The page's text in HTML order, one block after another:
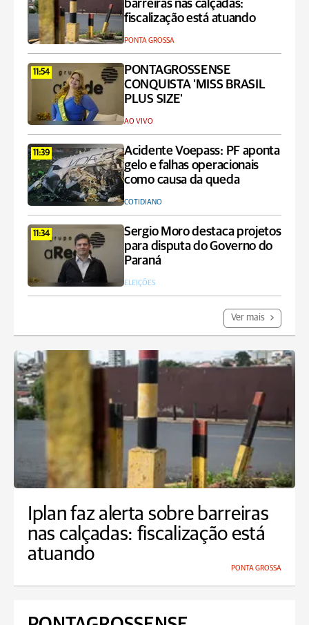
barreiras nas calçadas:
fiscalização está atuando
PONTA GROSSA
11:54
PONTAGROSSENSE
CONQUISTA 'MISS BRASIL
PLUS SIZE'
AO VIVO
11:39
Acidente Voepass: PF aponta
gelo e falhas operacionais
como causa da queda
COTIDIANO
11:34
Sergio Moro destaca projetos
para disputa do Governo do
Paraná
ELEIÇÕES
Ver mais
Iplan faz alerta sobre barreiras
nas calçadas: fiscalização está
atuando
PONTA GROSSA